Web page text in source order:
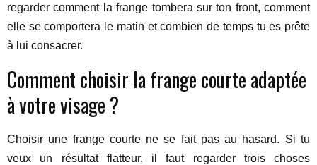
regarder comment la frange tombera sur ton front, comment
elle se comportera le matin et combien de temps tu es prête
à lui consacrer.
Comment choisir la frange courte adaptée
à votre visage ?
Choisir une frange courte ne se fait pas au hasard. Si tu
veux un résultat flatteur, il faut regarder trois choses